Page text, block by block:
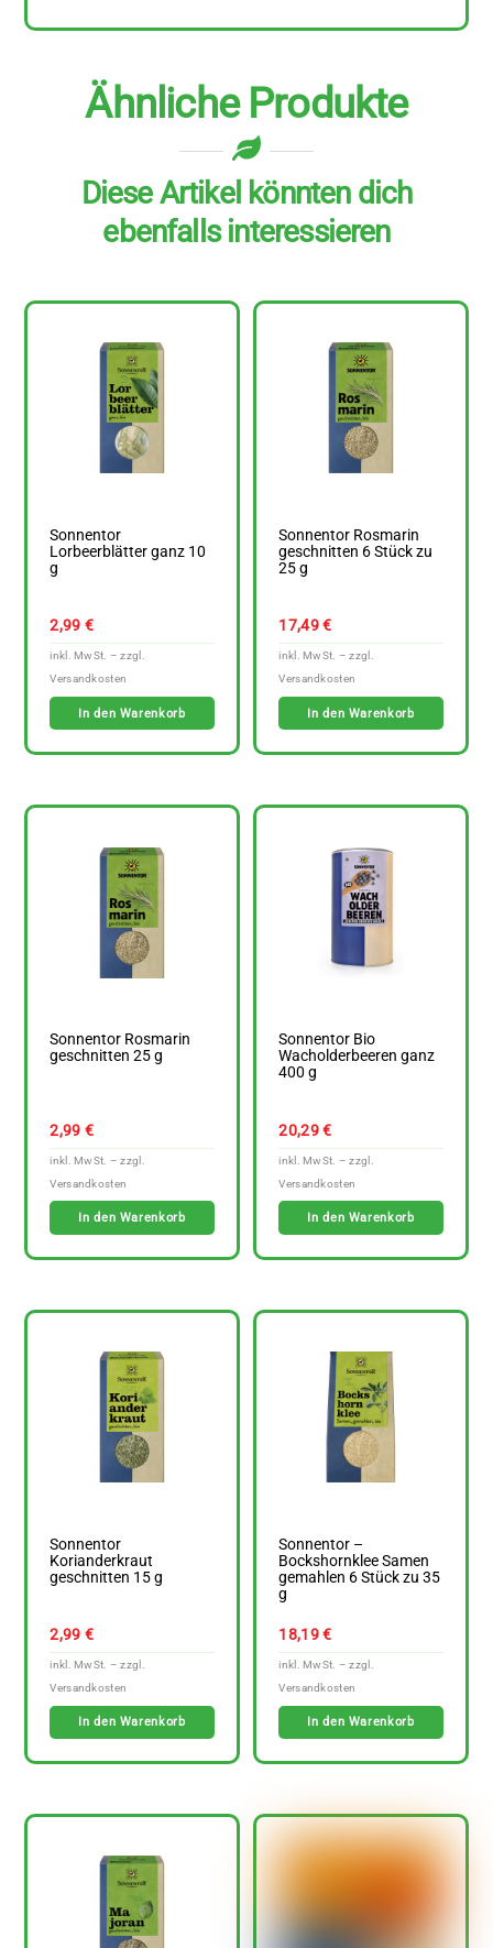
Ähnliche Produkte
Diese Artikel könnten dich
ebenfalls interessieren
Sonnentor
Lorbeerblätter ganz 10
g
2,99 €
In den Warenkorb
Sonnentor Rosmarin
geschnitten 6 Stück zu
25 g
17,49€
In den Warenkorb
Sonnentor Rosmarin
geschnitten 25 g
2,99 €
In den Warenkorb
Sonnentor Bio
Wacholderbeeren ganz
400 g
20,29€
In den Warenkorb
Sonnentor
Korianderkraut
geschnitten 15 g
2,99 €
In den Warenkorb
Sonnentor –
Bockshornklee Samen
gemahlen 6 Stück zu 35
g
18,19€
In den Warenkorb